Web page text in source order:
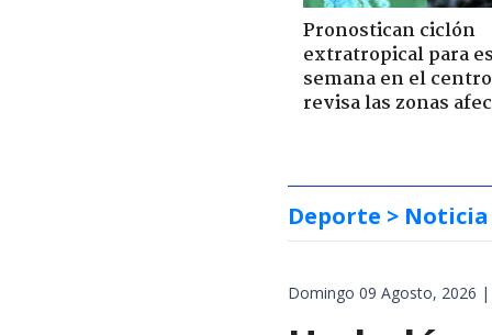
Pronostican ciclón
extratropical para
semana en el
revisa las zonas
Deporte > Noticia
Domingo 09 Agosto, 2026 |